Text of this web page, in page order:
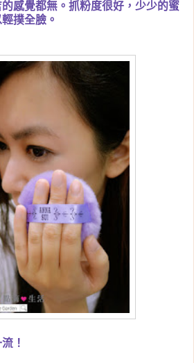
感覺都無。抓粉度很好，少少的蜜
撲全臉。
！